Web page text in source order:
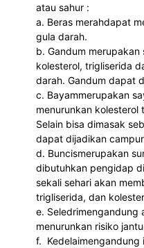
atau sahur :
a. Beras merahdapat
gula darah.
b. Gandum
kolesterol, trigliserida
darah. Gandum dapat
c. Bayammerupakan
menurunkan kolesterol
Selain bisa dimasak
dapat dijadikan
d. Buncismerupakan
dibutuhkan pengidap
sekali sehari akan
trigliserida, dan
e.
menurunkan risiko
f.